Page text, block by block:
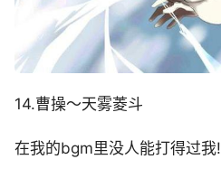
14.曹操～天雾菱斗
在我的bgm里没人能打得过我!